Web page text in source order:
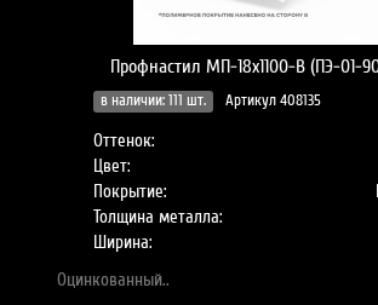
Профнастил МП-18x1100-B (ПЭ-01-
в наличии: 111 шт. Артикул 408135
Оттенок:
Цвет:
Покрытие:
Толщина металла:
Ширина:
Оцинкованный..